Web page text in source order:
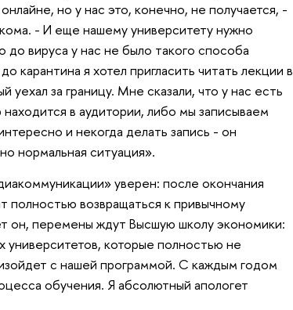
но у нас это, конечно, не получается, -
- И еще нашему университету нужно
до вируса у нас не было такого способа
я хотел пригласить читать лекции в
за границу. Мне сказали, что у нас есть
в аудитории, либо мы записываем
и некогда делать запись - он
нормальная ситуация».
уверен: после окончания
полностью возвращаться к привычному
он, перемены ждут Высшую школу экономики:
которые полностью не
с нашей программой. С каждым годом
обучения. Я абсолютный апологет